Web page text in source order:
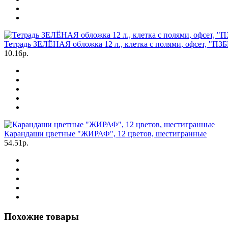
Тетрадь ЗЕЛЁНАЯ обложка 12 л., клетка с полями, офсет,
10.16р.
Карандаши цветные "ЖИРАФ", 12 цветов, шестигранные
54.51р.
Похожие товары